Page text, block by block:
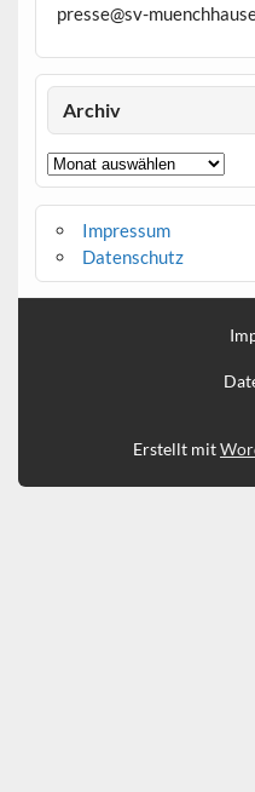
presse@sv-
Archiv
Archiv
Impressum
Datenschutz
Erstellt mit